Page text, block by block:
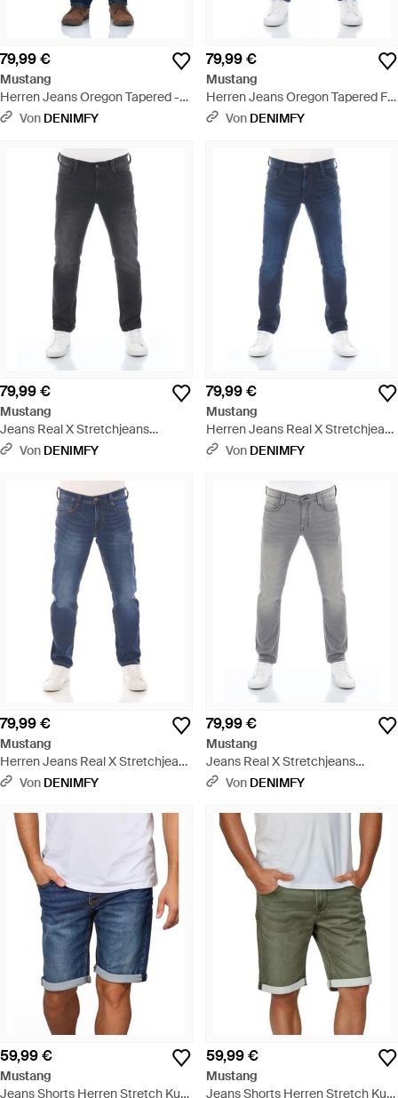
79,99 €
Mustang
Herren Jeans Oregon Tapered -
BlauVon DENIMFY
79,99 €
Mustang
Herren Jeans Oregon Tapered Fit
- Blau
Von DENIMFY
79,99 €
Mustang
Jeans Real X Stretchjeans
Oregon Tapered Fit - Blau
Von DENIMFY
79,99 €
Mustang
Herren Jeans Real X Stretchjeans
Oregon Tapered Fit - Blau
Von DENIMFY
79,99 €
Mustang
Herren Jeans Real X Stretchjeans
Oregon Tapered Fit - Blau
Von DENIMFY
79,99 €
Mustang
Jeans Real X Stretchjeans
Oregon Tapered Fit - Grau
Von DENIMFY
59,99 €
Mustang
Jeans Shorts Herren Stretch Kurz
59,99 €
Mustang
Jeans Shorts Herren Stretch Kurz